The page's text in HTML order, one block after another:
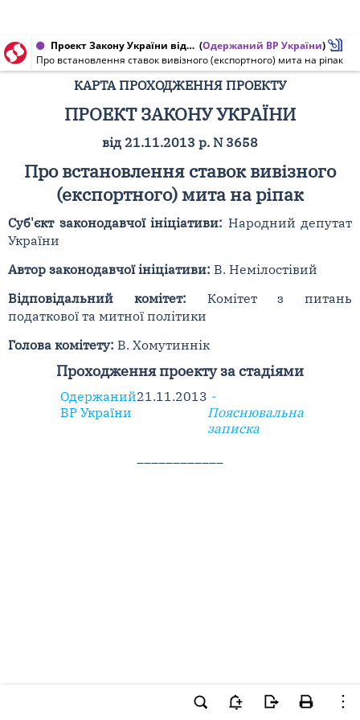
Проект Закону України від 21.11.2013 № 3658 (Одержаний ВР України)
Про встановлення ставок вивізного (експортного) мита на ріпак